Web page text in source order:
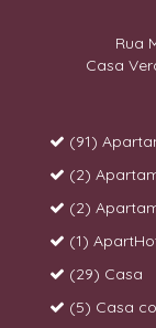
Rua
Casa
(91)
(2)
(2)
(1)
(29) Casa
(5) Casa